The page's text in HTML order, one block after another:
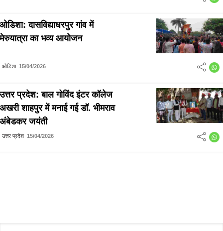
ओडिशा: दासविद्याधरपुर गांव में
मेरुयात्रा का भव्य आयोजन
ओडिशा 15/04/2026
उत्तर प्रदेश: बाल गोविंद इंटर कॉलेज
अखरी शाहपुर में मनाई गई डॉ. भीमराव
अंबेडकर जयंती
उत्तर प्रदेश 15/04/2026